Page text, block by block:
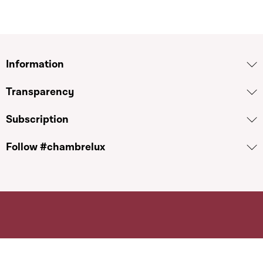
Information
Transparency
Subscription
Follow #chambrelux